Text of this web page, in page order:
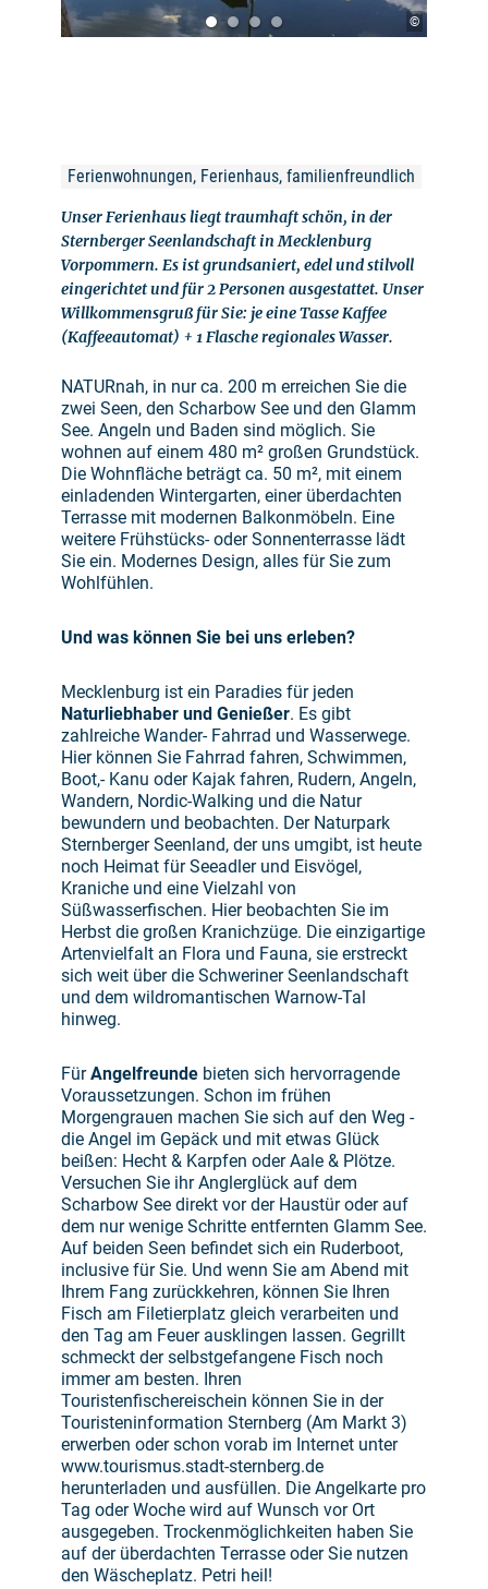
©
Ferienwohnungen, Ferienhaus, familienfreundlich
Unser Ferienhaus liegt traumhaft schön, in der
Sternberger Seenlandschaft in Mecklenburg
Vorpommern. Es ist grundsaniert, edel und stilvoll
eingerichtet und für 2 Personen ausgestattet. Unser
Willkommensgruß für Sie: je eine Tasse Kaffee
(Kaffeeautomat) + 1 Flasche regionales Wasser.
NATURnah, in nur ca. 200 m erreichen Sie die
zwei Seen, den Scharbow See und den Glamm
See. Angeln und Baden sind möglich. Sie
wohnen auf einem 480 m² großen Grundstück.
Die Wohnfläche beträgt ca. 50 m², mit einem
einladenden Wintergarten, einer überdachten
Terrasse mit modernen Balkonmöbeln. Eine
weitere Frühstücks- oder Sonnenterrasse lädt
Sie ein. Modernes Design, alles für Sie zum
Wohlfühlen.
Und was können Sie bei uns erleben?
Mecklenburg ist ein Paradies für jeden
Naturliebhaber und Genießer. Es gibt
zahlreiche Wander- Fahrrad und Wasserwege.
Hier können Sie Fahrrad fahren, Schwimmen,
Boot,- Kanu oder Kajak fahren, Rudern, Angeln,
Wandern, Nordic-Walking und die Natur
bewundern und beobachten. Der Naturpark
Sternberger Seenland, der uns umgibt, ist heute
noch Heimat für Seeadler und Eisvögel,
Kraniche und eine Vielzahl von
Süßwasserfischen. Hier beobachten Sie im
Herbst die großen Kranichzüge. Die einzigartige
Artenvielfalt an Flora und Fauna, sie erstreckt
sich weit über die Schweriner Seenlandschaft
und dem wildromantischen Warnow-Tal
hinweg.
FürAngelfreunde bieten sich hervorragende
Voraussetzungen. Schon im frühen
Morgengrauen machen Sie sich auf den Weg -
die Angel im Gepäck und mit etwas Glück
beißen: Hecht & Karpfen oder Aale & Plötze.
Versuchen Sie ihr Anglerglück auf dem
Scharbow See direkt vor der Haustür oder auf
dem nur wenige Schritte entfernten Glamm See.
Auf beiden Seen befindet sich ein Ruderboot,
inclusive für Sie. Und wenn Sie am Abend mit
Ihrem Fang zurückkehren, können Sie Ihren
Fisch am Filetierplatz gleich verarbeiten und
den Tag am Feuer ausklingen lassen. Gegrillt
schmeckt der selbstgefangene Fisch noch
immer am besten. Ihren
Touristenfischereischein können Sie in der
Touristeninformation Sternberg (Am Markt 3)
erwerben oder schon vorab im Internet unter
www.tourismus.stadt-sternberg.de
herunterladen und ausfüllen. Die Angelkarte pro
Tag oder Woche wird auf Wunsch vor Ort
ausgegeben. Trockenmöglichkeiten haben Sie
auf der überdachten Terrasse oder Sie nutzen
den Wäscheplatz. Petri heil!